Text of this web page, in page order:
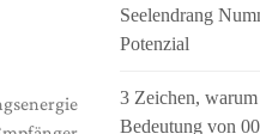
Seelendrang
Potenzial
3 Zeichen,
Bedeutung von